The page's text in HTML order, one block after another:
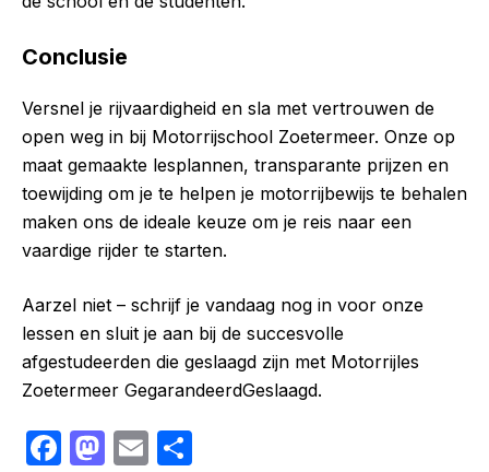
Conclusie
Versnel je rijvaardigheid en sla met vertrouwen de
open weg in bij Motorrijschool Zoetermeer. Onze op
maat gemaakte lesplannen, transparante prijzen en
toewijding om je te helpen je motorrijbewijs te behalen
maken ons de ideale keuze om je reis naar een
vaardige rijder te starten.
Aarzel niet – schrijf je vandaag nog in voor onze
lessen en sluit je aan bij de succesvolle
afgestudeerden die geslaagd zijn met Motorrijles
Zoetermeer GegarandeerdGeslaagd.
F
M E